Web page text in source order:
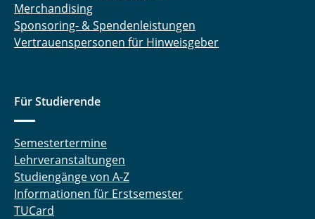
Merchandising
Sponsoring- & Spendenleistungen
Vertrauenspersonen für Hinweisgeber
Für Studierende
Semestertermine
Lehrveranstaltungen
Studiengänge von A-Z
Informationen für Erstsemester
TUCard